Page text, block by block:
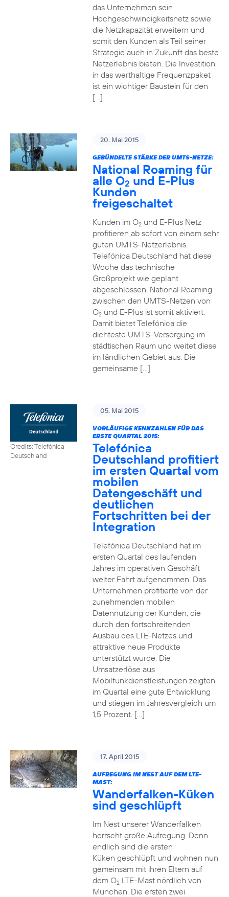
das Unternehmen sein
Hochgeschwindigkeitsnetz sowie
die Netzkapazität erweitern und
somit den Kunden als Teil seiner
Strategie auch in Zukunft das beste
Netzerlebnis bieten. Die Investition
in das werthaltige Frequenzpaket
ist ein wichtiger Baustein für den
[…]
20. Mai 2015
GEBÜNDELTE STÄRKE DER UMTS-NETZE:
National Roaming für
alle O2 und E-Plus
Kunden
freigeschaltet
Kunden im O2und E-Plus Netz
profitieren ab sofort von einem sehr
guten UMTS-Netzerlebnis.
Telefónica Deutschland hat diese
Woche das technische
Großprojekt wie geplant
abgeschlossen. National Roaming
zwischen den UMTS-Netzen von
O2und E-Plus ist somit aktiviert.
Damit bietet Telefónica die
dichteste UMTS-Versorgung im
städtischen Raum und weitet diese
im ländlichen Gebiet aus. Die
gemeinsame […]
Credits: Telefónica
Deutschland
05. Mai 2015
VORLÄUFIGE KENNZAHLEN FÜR DAS
ERSTE QUARTAL 2015:
Telefónica
Deutschland profitiert
im ersten Quartal vom
mobilen
Datengeschäft und
deutlichen
Fortschritten bei der
Integration
Telefónica Deutschland hat im
ersten Quartal des laufenden
Jahres im operativen Geschäft
weiter Fahrt aufgenommen. Das
Unternehmen profitierte von der
zunehmenden mobilen
Datennutzung der Kunden, die
durch den fortschreitenden
Ausbau des LTE-Netzes und
attraktive neue Produkte
unterstützt wurde. Die
Umsatzerlöse aus
Mobilfunkdienstleistungen zeigten
im Quartal eine gute Entwicklung
und stiegen im Jahresvergleich um
1,5 Prozent. […]
17. April 2015
AUFREGUNG IM NEST AUF DEM LTE-
MAST:
Wanderfalken-Küken
sind geschlüpft
Im Nest unserer Wanderfalken
herrscht große Aufregung. Denn
endlich sind die ersten
Küken geschlüpft und wohnen nun
gemeinsam mit ihren Eltern auf
dem O2LTE-Mast nördlich von
München. Die ersten zwei